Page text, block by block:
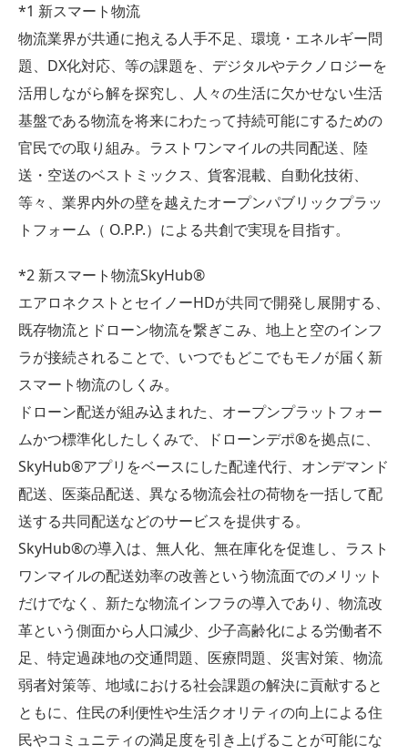
*1 新スマート物流
物流業界が共通に抱える人手不足、環境・エネルギー問
題、DX化対応、等の課題を、デジタルやテクノロジーを
活用しながら解を探究し、人々の生活に欠かせない生活
基盤である物流を将来にわたって持続可能にするための
官民での取り組み。ラストワンマイルの共同配送、陸
送・空送のベストミックス、貨客混載、自動化技術、
等々、業界内外の壁を越えたオープンパブリックプラッ
トフォーム（ O.P.P.）による共創で実現を目指す。
*2 新スマート物流SkyHub®︎
エアロネクストとセイノーHDが共同で開発し展開する、
既存物流とドローン物流を繋ぎこみ、地上と空のインフ
ラが接続されることで、いつでもどこでもモノが届く新
スマート物流のしくみ。
ドローン配送が組み込まれた、オープンプラットフォー
ムかつ標準化したしくみで、ドローンデポ®︎を拠点に、
SkyHub®アプリをベースにした配達代行、オンデマンド
配送、医薬品配送、異なる物流会社の荷物を一括して配
送する共同配送などのサービスを提供する。
SkyHub®の導入は、無人化、無在庫化を促進し、ラスト
ワンマイルの配送効率の改善という物流面でのメリット
だけでなく、新たな物流インフラの導入であり、物流改
革という側面から人口減少、少子高齢化による労働者不
足、特定過疎地の交通問題、医療問題、災害対策、物流
弱者対策等、地域における社会課題の解決に貢献すると
ともに、住民の利便性や生活クオリティの向上による住
民やコミュニティの満足度を引き上げることが可能にな